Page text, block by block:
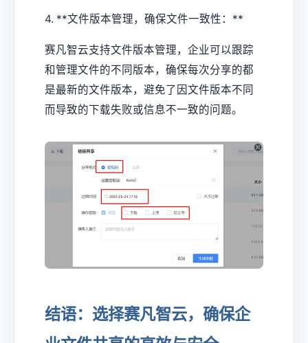
4. **文件版本管理，确保文件一致性：**
赛凡智云支持文件版本管理，企业可以跟踪
和管理文件的不同版本，确保每次分享的都
是最新的文件版本，避免了因文件版本不同
而导致的下载失败或信息不一致的问题。
结语：选择赛凡智云，确保企